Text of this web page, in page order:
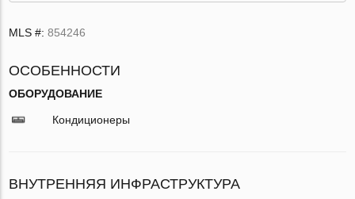
MLS #:854246
ОСОБЕННОСТИ
ОБОРУДОВАНИЕ
Кондиционеры
ВНУТРЕННЯЯ ИНФРАСТРУКТУРА